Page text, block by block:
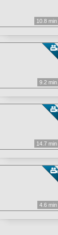
10.8 min
9.2 min
14.7 min
4.6 min